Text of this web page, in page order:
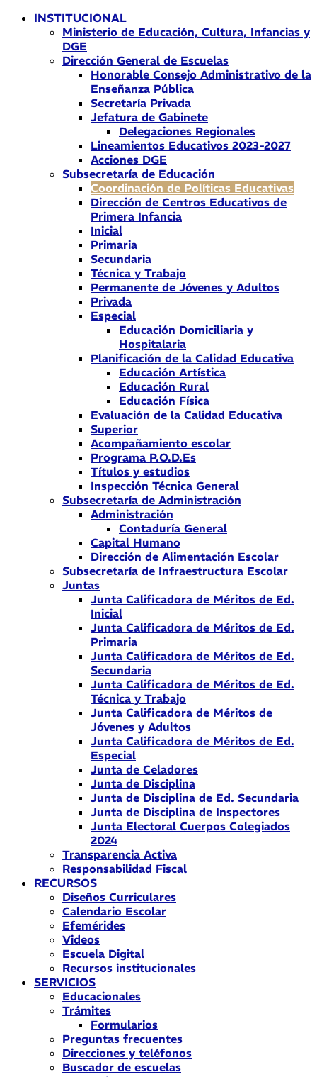
INSTITUCIONAL
Ministerio de Educación, Cultura, Infancias y
DGE
Dirección General de Escuelas
Honorable Consejo Administrativo de la
Enseñanza Pública
Secretaría Privada
Jefatura de Gabinete
Delegaciones Regionales
Lineamientos Educativos 2023-2027
Acciones DGE
Subsecretaría de Educación
Coordinación de Políticas Educativas
Dirección de Centros Educativos de
Primera Infancia
Inicial
Primaria
Secundaria
Técnica y Trabajo
Permanente de Jóvenes y Adultos
Privada
Especial
Educación Domiciliaria y
Hospitalaria
Planificación de la Calidad Educativa
Educación Artística
Educación Rural
Educación Física
Evaluación de la Calidad Educativa
Superior
Acompañamiento escolar
Programa P.O.D.Es
Títulos y estudios
Inspección Técnica General
Subsecretaría de Administración
Administración
Contaduría General
Capital Humano
Dirección de Alimentación Escolar
Subsecretaría de Infraestructura Escolar
Juntas
Junta Calificadora de Méritos de Ed.
Inicial
Junta Calificadora de Méritos de Ed.
Primaria
Junta Calificadora de Méritos de Ed.
Secundaria
Junta Calificadora de Méritos de Ed.
Técnica y Trabajo
Junta Calificadora de Méritos de
Jóvenes y Adultos
Junta Calificadora de Méritos de Ed.
Especial
Junta de Celadores
Junta de Disciplina
Junta de Disciplina de Ed. Secundaria
Junta de Disciplina de Inspectores
Junta Electoral Cuerpos Colegiados
2024
Transparencia Activa
Responsabilidad Fiscal
RECURSOS
Diseños Curriculares
Calendario Escolar
Efemérides
Videos
Escuela Digital
Recursos institucionales
SERVICIOS
Educacionales
Trámites
Formularios
Preguntas frecuentes
Direcciones y teléfonos
Buscador de escuelas